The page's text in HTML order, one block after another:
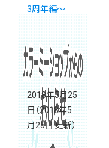
3周年編〜
2018年5月25
日（2018年5
月25日 更新）